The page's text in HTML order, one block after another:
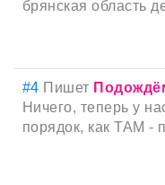
брянская область
#4 Пишет
Ничего, теперь у
порядок, как ТАМ -